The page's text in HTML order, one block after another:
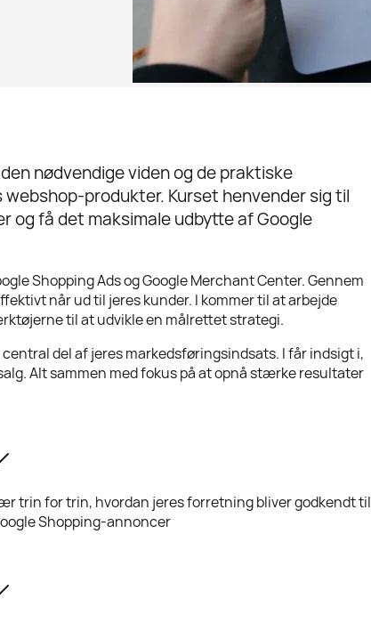
nødvendige viden og de praktiske
produkter. Kurset henvender sig til
og få det maksimale udbytte af Google
Shopping Ads og Google Merchant Center. Gennem
når ud til jeres kunder. I kommer til at arbejde
til at udvikle en målrettet strategi.
del af jeres markedsføringsindsats. I får indsigt i,
Alt sammen med fokus på at opnå stærke resultater
trin for trin, hvordan jeres forretning bliver godkendt til
Shopping-annoncer